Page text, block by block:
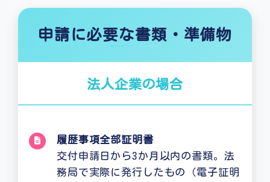
申請に必要な書類・準備物
法人企業の場合
履歴事項全部証明書
交付申請日から3か月以内の書類。法
務局で実際に発行したもの（電子証明